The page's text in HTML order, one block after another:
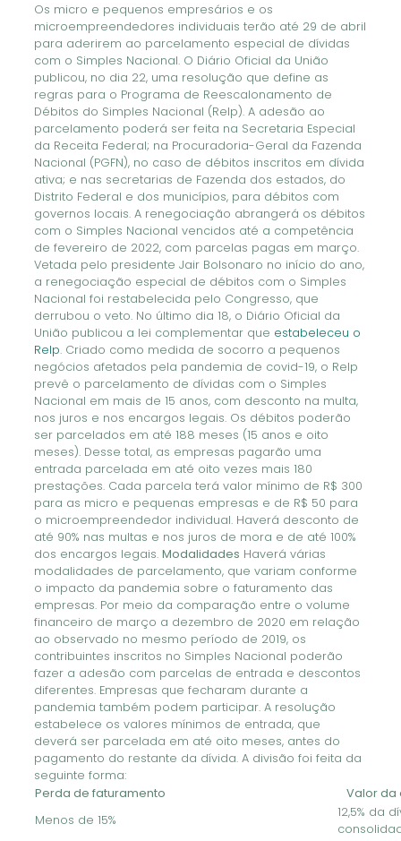
Os micro e pequenos empresários e os
microempreendedores individuais terão até 29 de abril
para aderirem ao parcelamento especial de dívidas
com o Simples Nacional. O Diário Oficial da União
publicou, no dia 22, uma resolução que define as
regras para o Programa de Reescalonamento de
Débitos do Simples Nacional (Relp). A adesão ao
parcelamento poderá ser feita na Secretaria Especial
da Receita Federal; na Procuradoria-Geral da Fazenda
Nacional (PGFN), no caso de débitos inscritos em dívida
ativa; e nas secretarias de Fazenda dos estados, do
Distrito Federal e dos municípios, para débitos com
governos locais. A renegociação abrangerá os débitos
com o Simples Nacional vencidos até a competência
de fevereiro de 2022, com parcelas pagas em março.
Vetada pelo presidente Jair Bolsonaro no início do ano,
a renegociação especial de débitos com o Simples
Nacional foi restabelecida pelo Congresso, que
derrubou o veto. No último dia 18, o Diário Oficial da
União publicou a lei complementar que estabeleceu o
Relp. Criado como medida de socorro a pequenos
negócios afetados pela pandemia de covid-19, o Relp
prevê o parcelamento de dívidas com o Simples
Nacional em mais de 15 anos, com desconto na multa,
nos juros e nos encargos legais. Os débitos poderão
ser parcelados em até 188 meses (15 anos e oito
meses). Desse total, as empresas pagarão uma
entrada parcelada em até oito vezes mais 180
prestações. Cada parcela terá valor mínimo de R$ 300
para as micro e pequenas empresas e de R$ 50 para
o microempreendedor individual. Haverá desconto de
até 90% nas multas e nos juros de mora e de até 100%
dos encargos legais.Modalidades Haverá várias
modalidades de parcelamento, que variam conforme
o impacto da pandemia sobre o faturamento das
empresas. Por meio da comparação entre o volume
financeiro de março a dezembro de 2020 em relação
ao observado no mesmo período de 2019, os
contribuintes inscritos no Simples Nacional poderão
fazer a adesão com parcelas de entrada e descontos
diferentes. Empresas que fecharam durante a
pandemia também podem participar. A resolução
estabelece os valores mínimos de entrada, que
deverá ser parcelada em até oito meses, antes do
pagamento do restante da dívida. A divisão foi feita da
seguinte forma:
Perda de faturamento
Valor da
Menos de 15%
12,5% da